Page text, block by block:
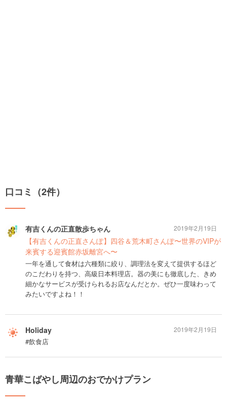
口コミ（2件）
有吉くんの正直散歩ちゃん
【有吉くんの正直さんぽ】四谷＆荒木町さんぽ〜世界のVIPが
来賓する迎賓館赤坂離宮へ〜
一年を通して食材は六種類に絞り、調理法を変えて提供するほど
のこだわりを持つ、高級日本料理店。器の美にも徹底した、きめ
細かなサービスが受けられるお店なんだとか。ぜひ一度味わって
みたいですよね！！
2019年2月19日
Holiday
#飲食店
2019年2月19日
青華こばやし周辺のおでかけプラン